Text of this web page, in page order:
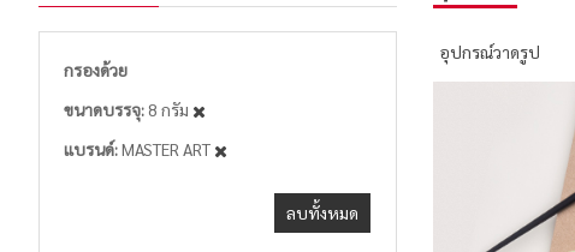
อุปกรณ์วาดรูป
กรองด้วย
ขนาดบรรจุ 8 กรัม
แบรนด์ MASTER ART
ลบทั้งหมด